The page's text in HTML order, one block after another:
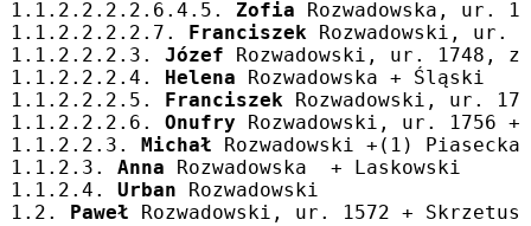
1.1.2.2.2.2.6.4.5. Zofia Rozwadowska, ur.
1.1.2.2.2.2.7.
Franciszek Rozwadowski, ur.
1.1.2.2.2.3. Józef Rozwadowski, ur. 1748,
1.1.2.2.2.4.
Helena Rozwadowska + Śląski
1.1.2.2.2.5.
Franciszek Rozwadowski, ur.
1.1.2.2.2.6. Onufry Rozwadowski, ur. 1756 +
1.1.2.2.3.
Michał Rozwadowski +(1)
1.1.2.3. Anna Rozwadowska  + Laskowski
1.1.2.4. Urban Rozwadowski
1.2.
Paweł Rozwadowski, ur. 1572 +